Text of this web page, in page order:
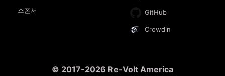
스폰서
GitHub
Crowdin
© 2017-2026 Re-Volt America